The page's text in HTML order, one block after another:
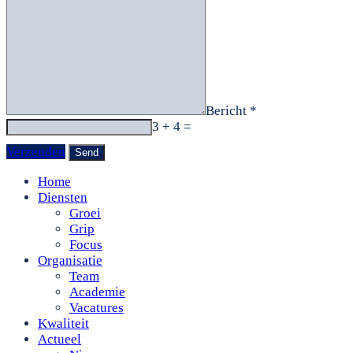
Bericht *
3 + 4 =
Verzenden
Home
Diensten
Groei
Grip
Focus
Organisatie
Team
Academie
Vacatures
Kwaliteit
Actueel